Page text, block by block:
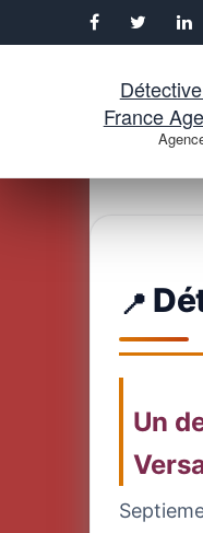
Aller
France
Un